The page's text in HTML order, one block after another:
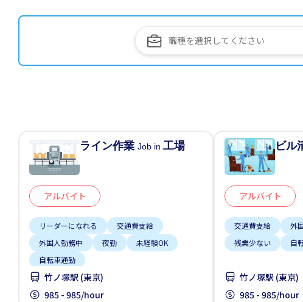
ライン作業Job in工場
アルバイト
リーダーになれる
交通費支給
外国人勤務中
夜勤
未経験OK
自転車通勤
竹ノ塚駅 (東京)
985 - 985/hour
ビル
アルバイト
交通費支給 外
残業少ない
自
竹ノ塚駅 (東京)
985 - 985/hour